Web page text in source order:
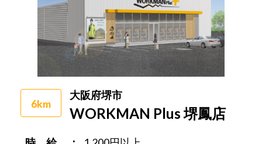
6km
大阪府堺市
WORKMAN Plus 堺鳳店